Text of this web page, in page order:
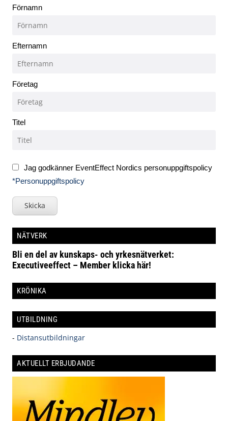
Förnamn
Efternamn
Företag
Titel
Jag godkänner EventEffect Nordics personuppgiftspolicy
*Personuppgiftspolicy
Skicka
NÄTVERK
Bli en del av kunskaps- och yrkesnätverket:
Executiveeffect – Member klicka här!
KRÖNIKA
UTBILDNING
- Distansutbildningar
AKTUELLT ERBJUDANDE